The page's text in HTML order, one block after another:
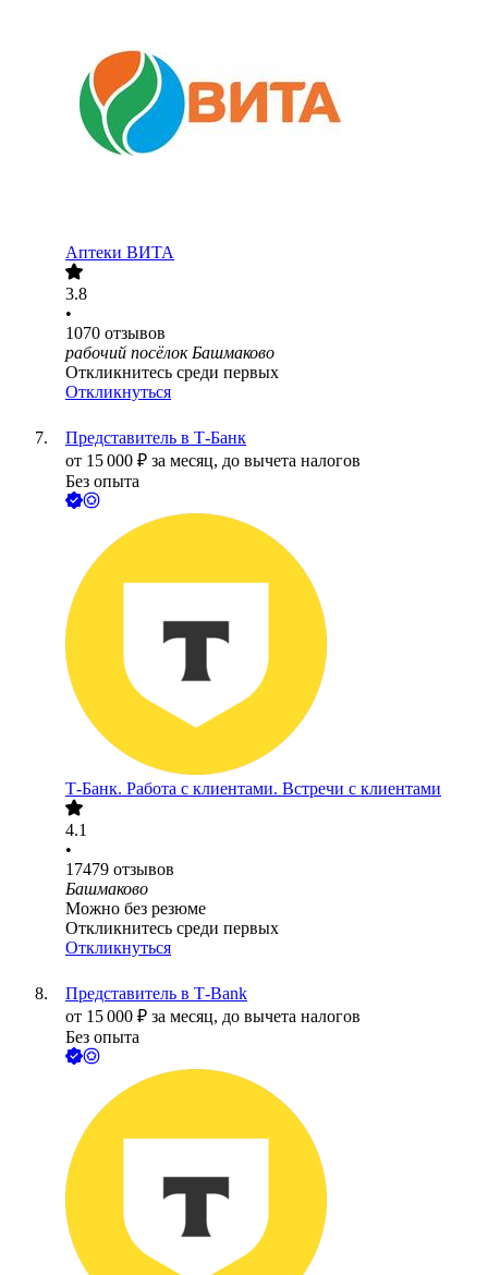
Аптеки ВИТА
3.8
•
1070 отзывов
рабочий посёлок Башмаково
Откликнитесь среди первых
Откликнуться
Представитель в Т-Банк
от 15 000 ₽ за месяц, до вычета налогов
Без опыта
Т-Банк. Работа с клиентами. Встречи с клиентами
4.1
•
17479 отзывов
Башмаково
Можно без резюме
Откликнитесь среди первых
Откликнуться
Представитель в Т-Bank
от 15 000 ₽ за месяц, до вычета налогов
Без опыта